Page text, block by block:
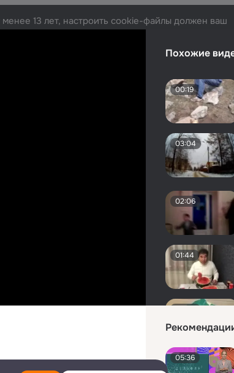
Похожие
00:19
03:04
02:06
01:44
03:18
05:36
13 лет, настроить cookie-файлы должен ваш